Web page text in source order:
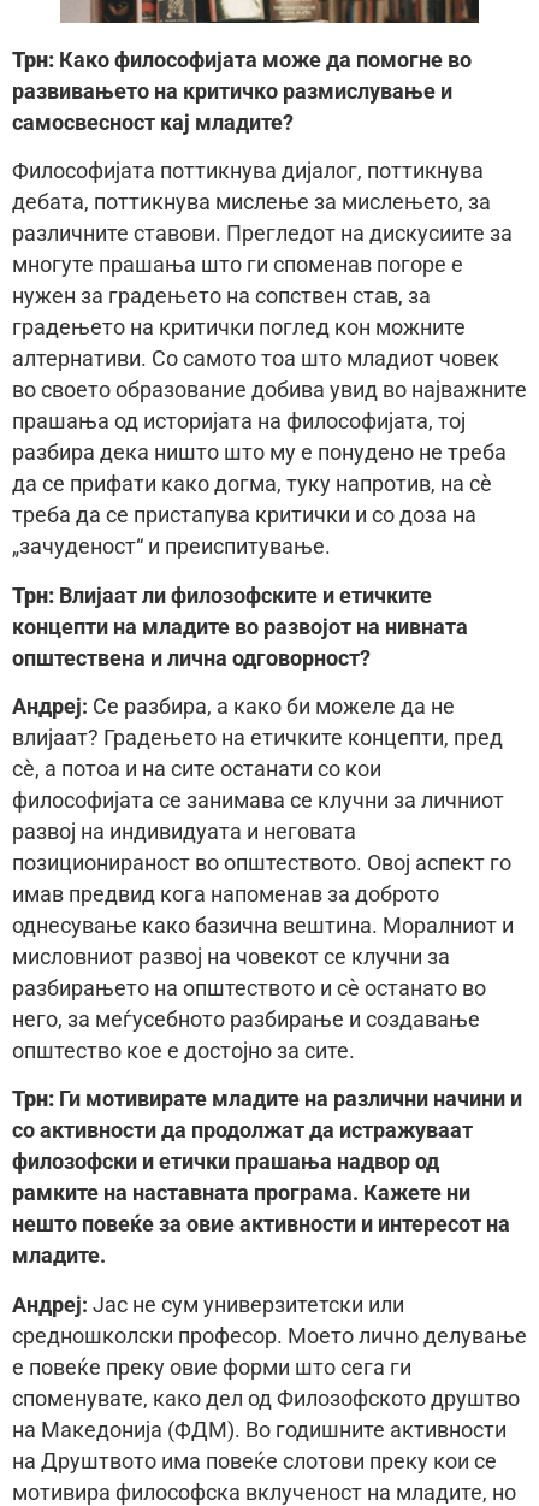
Трн: Како философијата може да помогне во
развивањето на критичко размислување и
самосвесност кај младите?
Философијата поттикнува дијалог, поттикнува
дебата, поттикнува мислење за мислењето, за
различните ставови. Прегледот на дискусиите за
многуте прашања што ги споменав погоре е
нужен за градењето на сопствен став, за
градењето на критички поглед кон можните
алтернативи. Со самото тоа што младиот човек
во своето образование добива увид во најважните
прашања од историјата на философијата, тој
разбира дека ништо што му е понудено не треба
да се прифати како догма, туку напротив, на сѐ
треба да се пристапува критички и со доза на
„зачуденост“ и преиспитување.
Трн: Влијаат ли филозофските и етичките
концепти на младите во развојот на нивната
општествена и лична одговорност?
Aндреj: Се разбира, а како би можеле да не
влијаат? Градењето на етичките концепти, пред
сѐ, а потоа и на сите останати со кои
философијата се занимава се клучни за личниот
развој на индивидуата и неговата
позиционираност во општеството. Овој аспект го
имав предвид кога напоменав за доброто
однесување како базична вештина. Моралниот и
мисловниот развој на човекот се клучни за
разбирањето на општеството и сè останато во
него, за меѓусебното разбирање и создавање
општество кое е достојно за сите.
Трн: Ги мотивирате младите на различни начини и
со активности да продолжат да истражуваат
филозофски и етички прашања надвор од
рамките на наставната програма. Кажете ни
нешто повеќе за овие активности и интересот на
младите.
Aндреj: Јас не сум универзитетски или
средношколски професор. Моето лично делување
е повеќе преку овие форми што сега ги
споменувате, како дел од Филозофското друштво
на Македонија (ФДМ). Во годишните активности
на Друштвото има повеќе слотови преку кои се
мотивира философска вклученост на младите, но